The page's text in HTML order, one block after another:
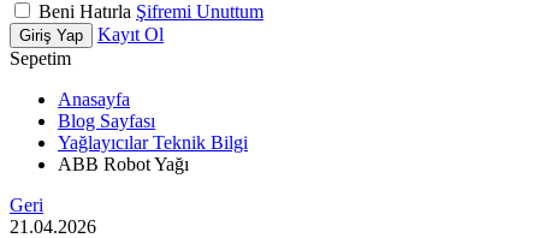
Beni Hatırla Şifremi Unuttum
Giriş Yap
Kayıt Ol
Sepetim
Anasayfa
Blog Sayfası
Yağlayıcılar Teknik Bilgi
ABB Robot Yağı
Geri
21.04.2026